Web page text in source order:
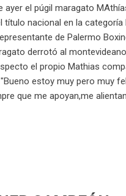
ayer el púgil maragato
título nacional en la
de Palermo
derrotó al
el propio Mathias
estoy muy pero muy
que me apoyan,me